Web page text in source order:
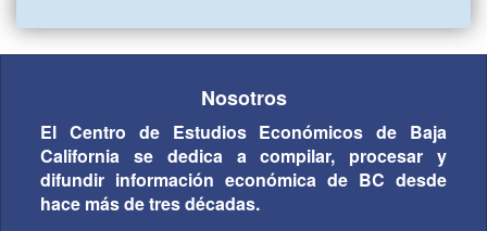
Nosotros
El Centro de Estudios Económicos de Baja
California se dedica a compilar, procesar y
difundir información económica de BC desde
hace más de tres décadas.